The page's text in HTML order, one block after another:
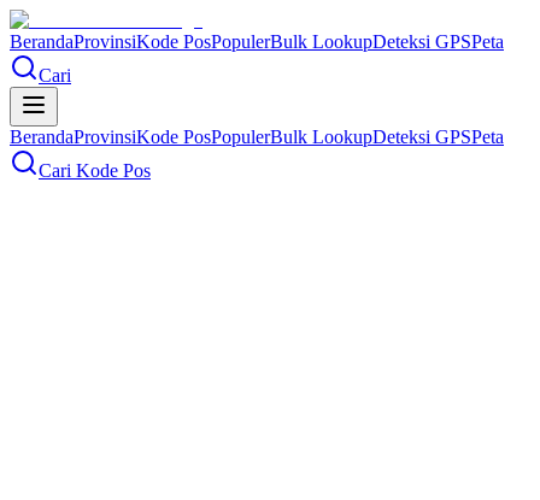
BerandaProvinsiKode PosPopulerBulk LookupDeteksi GPSPeta
Cari
BerandaProvinsiKode PosPopulerBulk LookupDeteksi GPSPeta
Cari Kode Pos